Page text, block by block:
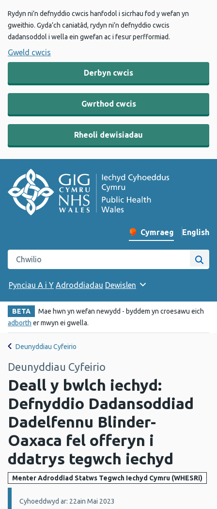
Rydyn ni’n defnyddio cwcis hanfodol i sicrhau fod y wefan yn
gweithio. Gyda’ch caniatâd, rydyn ni’n defnyddio cwcis
dadansoddol i wella ein gwefan ac i fesur perfformiad.
Gweld cwcis
Derbyn cwcis
Gwrthod cwcis
Rheoli dewisiadau
Newid iaith y wefan
Cymraeg English
–
Chwilio gwefan Iechyd Cyhoeddus Cymru
Pynciau A i Y Adroddiadau Dewislen
BETA
Mae hwn yn wefan newydd - byddem yn croesawu eich
adborth er mwyn ei gwella.
Deunyddiau Cyfeirio
Deunyddiau Cyfeirio
Deall y bwlch iechyd:
Defnyddio Dadansoddiad
Dadelfennu Blinder-
Oaxaca fel offeryn i
ddatrys tegwch iechyd
Menter Adroddiad Statws Tegwch Iechyd Cymru (WHESRi)
Manylion:
Cyhoeddwyd ar: 22ain Mai 2023